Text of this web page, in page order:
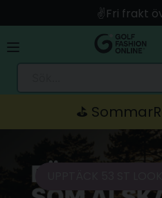
🚀 Snabb leverans
🛍️ Betala med Swish,
🚚 Skickas direkt
⛳️